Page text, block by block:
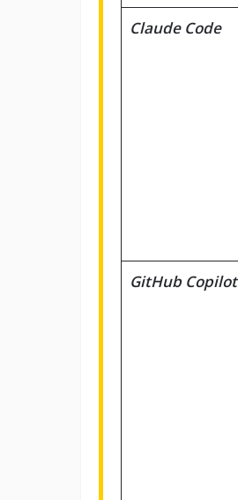
Claude Code
GitHub Copilot